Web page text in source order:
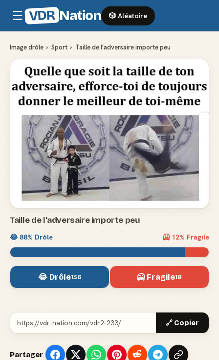
☰ VDR Nation 🎲 Aléatoire
Image drôle › Sport › Taille de l'adversaire importe peu
Taille de l'adversaire importe peu
😂 88% Drôle 🥶 12% Fragile
😂 Drôle136 🥶 Fragile18
🔗 Copier
Partager